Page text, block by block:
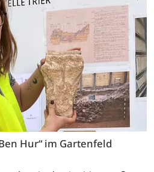
Hur“ im Gartenfeld